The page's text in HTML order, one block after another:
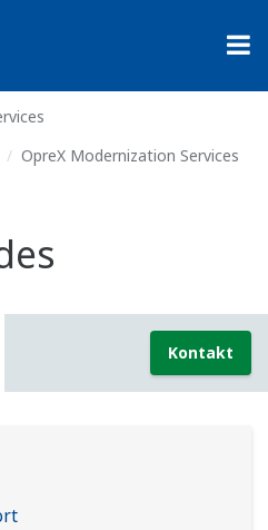
OpreX Modernization Services
Kontakt